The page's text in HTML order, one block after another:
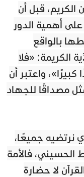
الكريم، قبل أن
أهمية الدور
بالواقع
الكريمة: «فلا
واعتبر أن
مصداقًا للجهاد
نرتضيه جميعًا،
الحسيني، فالأمة
لا حضارة